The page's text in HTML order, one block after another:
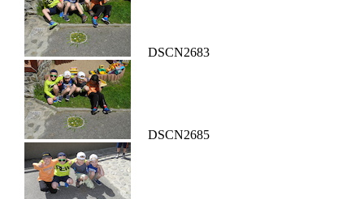
DSCN2683
DSCN2685